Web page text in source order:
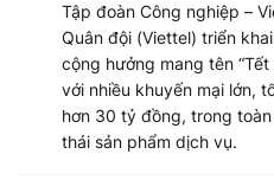
Tập đoàn Công nghiệp –
Quân đội (Viettel) triển
cộng hưởng mang tên “Tết
với nhiều khuyến mại lớn,
hơn 30 tỷ đồng, trong toàn
thái sản phẩm dịch vụ.